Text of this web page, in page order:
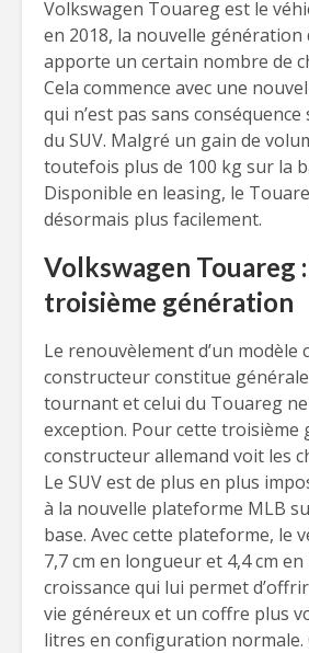
Volkswagen Touareg est le
en 2018, la nouvelle
apporte un certain nombre de
Cela commence avec une
qui n’est pas sans
du SUV. Malgré un gain de
toutefois plus de 100 kg sur la
Disponible en leasing, le
désormais plus facilement.
Volkswagen Touareg
troisième génération
Le renouvèlement d’un modèle
constructeur constitue
tournant et celui du Touareg
exception. Pour cette troisième
constructeur allemand voit les
Le SUV est de plus en plus
à la nouvelle plateforme MLB
base. Avec cette plateforme, le
7,7 cm en longueur et 4,4 cm
croissance qui lui permet
vie généreux et un coffre plus
litres en configuration normale.